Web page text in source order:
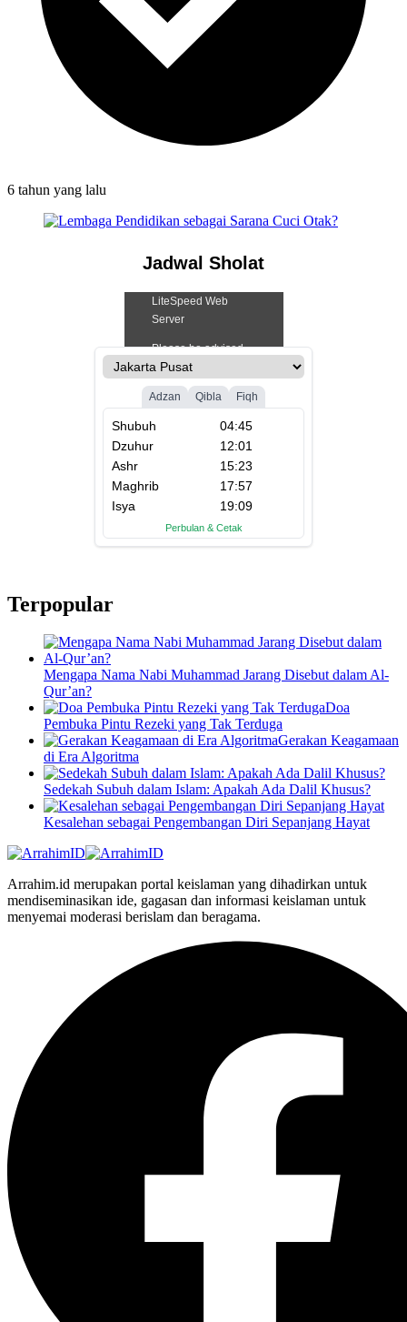
6 tahun yang lalu
Jadwal Sholat
Terpopular
Mengapa Nama Nabi Muhammad Jarang Disebut dalam Al-
Qur’an?
Doa
Pembuka Pintu Rezeki yang Tak Terduga
Gerakan Keagamaan
di Era Algoritma
Sedekah Subuh dalam Islam: Apakah Ada Dalil Khusus?
Kesalehan sebagai Pengembangan Diri Sepanjang Hayat
Arrahim.id merupakan portal keislaman yang dihadirkan untuk
mendiseminasikan ide, gagasan dan informasi keislaman untuk
menyemai moderasi berislam dan beragama.